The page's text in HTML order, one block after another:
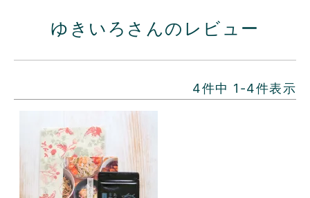
ゆきいろさんのレビュー
4件中 1 -4件表示